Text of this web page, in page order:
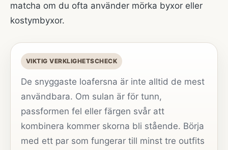
matcha om du ofta använder mörka byxor eller
kostymbyxor.
VIKTIG VERKLIGHETSCHECK
De snyggaste loafersna är inte alltid de mest
användbara. Om sulan är för tunn,
passformen fel eller färgen svår att
kombinera kommer skorna bli stående. Börja
med ett par som fungerar till minst tre outfits